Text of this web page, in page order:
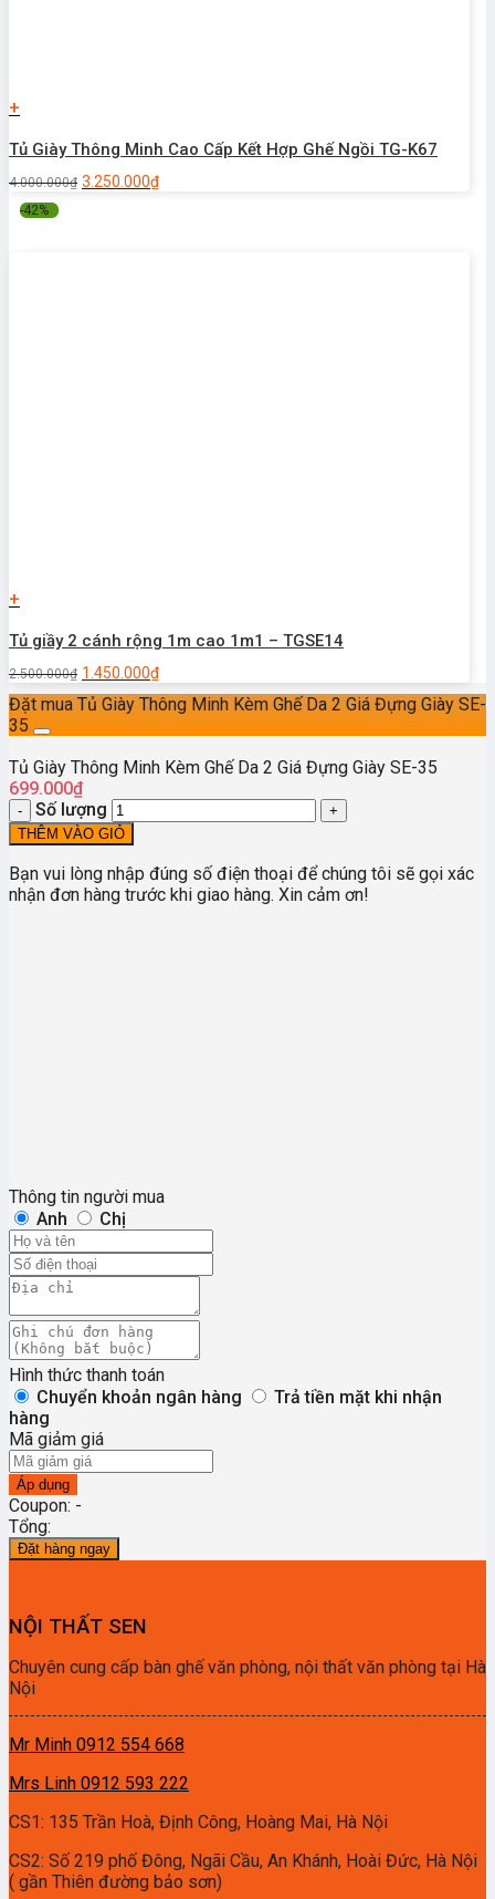
+
Tủ Giày Thông Minh Cao Cấp Kết Hợp Ghế Ngồi TG-K67
4.000.000₫ 3.250.000₫
-42%
+
Tủ giầy 2 cánh rộng 1m cao 1m1 – TGSE14
2.500.000₫ 1.450.000₫
Đặt mua Tủ Giày Thông Minh Kèm Ghế Da 2 Giá Đựng Giày SE-
35
Tủ Giày Thông Minh Kèm Ghế Da 2 Giá Đựng Giày SE-35
699.000₫
Số lượng
THÊM VÀO GIỎ
Bạn vui lòng nhập đúng số điện thoại để chúng tôi sẽ gọi xác
nhận đơn hàng trước khi giao hàng. Xin cảm ơn!
Thông tin người mua
Anh
Chị
Hình thức thanh toán
Chuyển khoản ngân hàng
Trả tiền mặt khi nhận
hàng
Mã giảm giá
Áp dụng
Coupon: -
Tổng:
Đặt hàng ngay
NỘI THẤT SEN
Chuyên cung cấp bàn ghế văn phòng, nội thất văn phòng tại Hà
Nội
Mr Minh 0912 554 668
Mrs Linh 0912 593 222
CS1: 135 Trần Hoà, Định Công, Hoàng Mai, Hà Nội
CS2: Số 219 phố Đông, Ngãi Cầu, An Khánh, Hoài Đức, Hà Nội
( gần Thiên đường bảo sơn)